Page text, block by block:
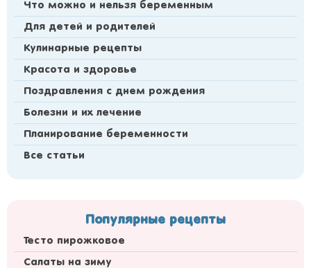
Что можно и нельзя беременным
Для детей и родителей
Кулинарные рецепты
Красота и здоровье
Поздравления с днем рождения
Болезни и их лечение
Планирование беременности
Все статьи
Популярные рецепты
Тесто пирожковое
Салаты на зиму